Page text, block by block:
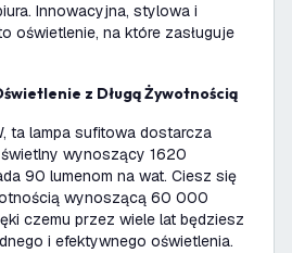
Innowacyjna, stylowa i
oświetlenie, na które zasługuje
z Długą Żywotnością
ta lampa sufitowa dostarcza
wynoszący 1620
90 lumenom na wat. Ciesz się
wynoszącą 60 000
czemu przez wiele lat będziesz
i efektywnego oświetlenia.